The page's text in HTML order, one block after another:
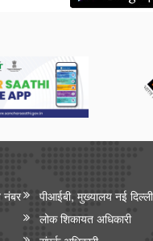
नंबर
पीआईबी, मुख्यालय नई
लोक शिकायत अधिकारी